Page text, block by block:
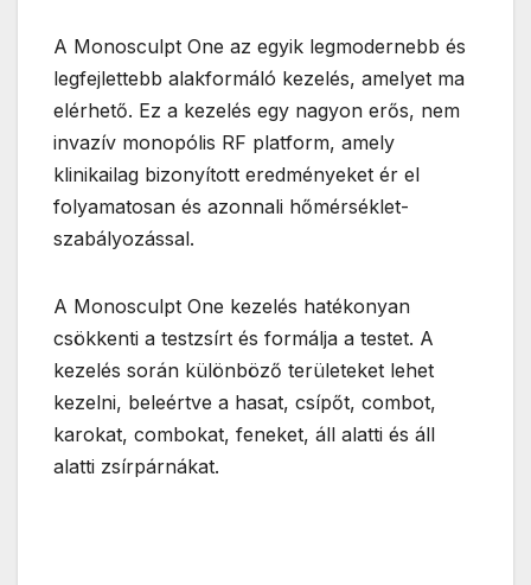
A Monosculpt One az egyik legmodernebb és
legfejlettebb alakformáló kezelés, amelyet ma
elérhető. Ez a kezelés egy nagyon erős, nem
invazív monopólis RF platform, amely
klinikailag bizonyított eredményeket ér el
folyamatosan és azonnali hőmérséklet-
szabályozással.
A Monosculpt One kezelés hatékonyan
csökkenti a testzsírt és formálja a testet. A
kezelés során különböző területeket lehet
kezelni, beleértve a hasat, csípőt, combot,
karokat, combokat, feneket, áll alatti és áll
alatti zsírpárnákat.